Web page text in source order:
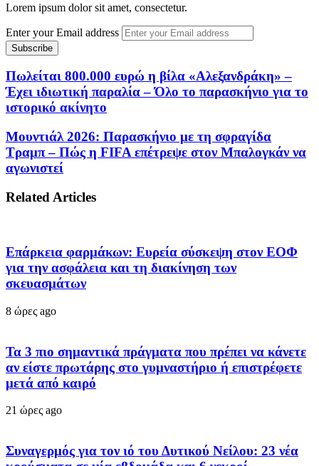
Lorem ipsum dolor sit amet, consectetur.
Enter your Email address
Πωλείται 800.000 ευρώ η βίλα «Αλεξανδράκη» –
Έχει ιδιωτική παραλία – Όλο το παρασκήνιο για το
ιστορικό ακίνητο
Μουντιάλ 2026: Παρασκήνιο με τη σφραγίδα
Τραμπ – Πώς η FIFA επέτρεψε στον Μπαλογκάν να
αγωνιστεί
Related Articles
Επάρκεια φαρμάκων: Ευρεία σύσκεψη στον ΕΟΦ
για την ασφάλεια και τη διακίνηση των
σκευασμάτων
8 ώρες ago
Τα 3 πιο σημαντικά πράγματα που πρέπει να κάνετε
αν είστε πρωτάρης στο γυμναστήριο ή επιστρέφετε
μετά από καιρό
21 ώρες ago
Συναγερμός για τον ιό του Δυτικού Νείλου: 23 νέα